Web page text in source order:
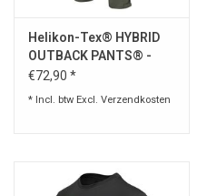
Helikon-Tex® HYBRID
OUTBACK PANTS® -
DURACANVAS® - TAIGA
€72,90 *
* Incl. btw Excl. Verzendkosten